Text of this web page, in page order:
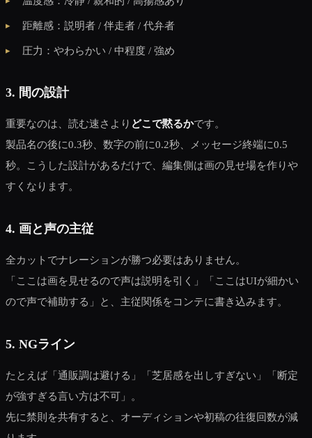
距離感：説明者 / 伴走者 / 代弁者
圧力：やわらかい / 中程度 / 強め
3. 間の設計
重要なのは、読む速さより どこで黙るかです。
製品名の後に0.3秒、数字の前に0.2秒、メッセージ終端に0.5
秒。こうした設計があるだけで、編集側は画の見せ場を作りや
すくなります。
4. 画と声の主従
全カットでナレーションが勝つ必要はありません。
「ここは画を見せるので声は説明を引く」「ここはUIが細かい
ので声で補助する」と、主従関係をコンテに書き込みます。
5. NGライン
たとえば「通販調は避ける」「芝居感を出しすぎない」「断定
が強すぎる言い方は不可」。
先に禁則を共有すると、オーディションや初稿の往復回数が減